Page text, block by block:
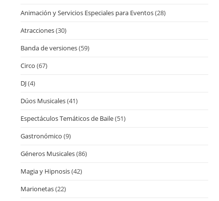
Animación y Servicios Especiales para Eventos(28)
Atracciones(30)
Banda de versiones(59)
Circo (67)
DJ(4)
Dúos Musicales(41)
Espectáculos Temáticos de Baile(51)
Gastronómico (9)
Géneros Musicales(86)
Magia y Hipnosis(42)
Marionetas(22)